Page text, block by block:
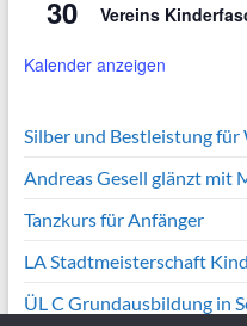
30 Vereins
Kalender anzeigen
Silber und Bestleistung
Andreas Gesell glänzt mit
Tanzkurs für Anfänger
LA Stadtmeisterschaft
ÜL C Grundausbildung in